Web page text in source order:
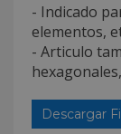
- Indicado
elementos,
- Articulo
Descargar